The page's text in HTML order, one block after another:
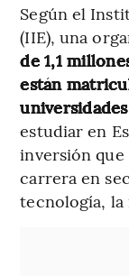
Según el
(IIE), una
de 1,1
están
estudiar en
inversión que
carrera en
tecnología,